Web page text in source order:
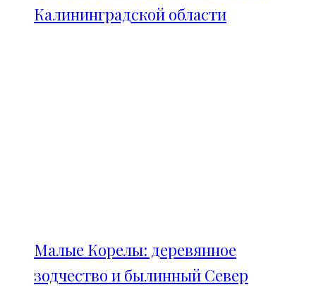
Калининградской области
Малые Корелы: деревянное
зодчество и былинный Север